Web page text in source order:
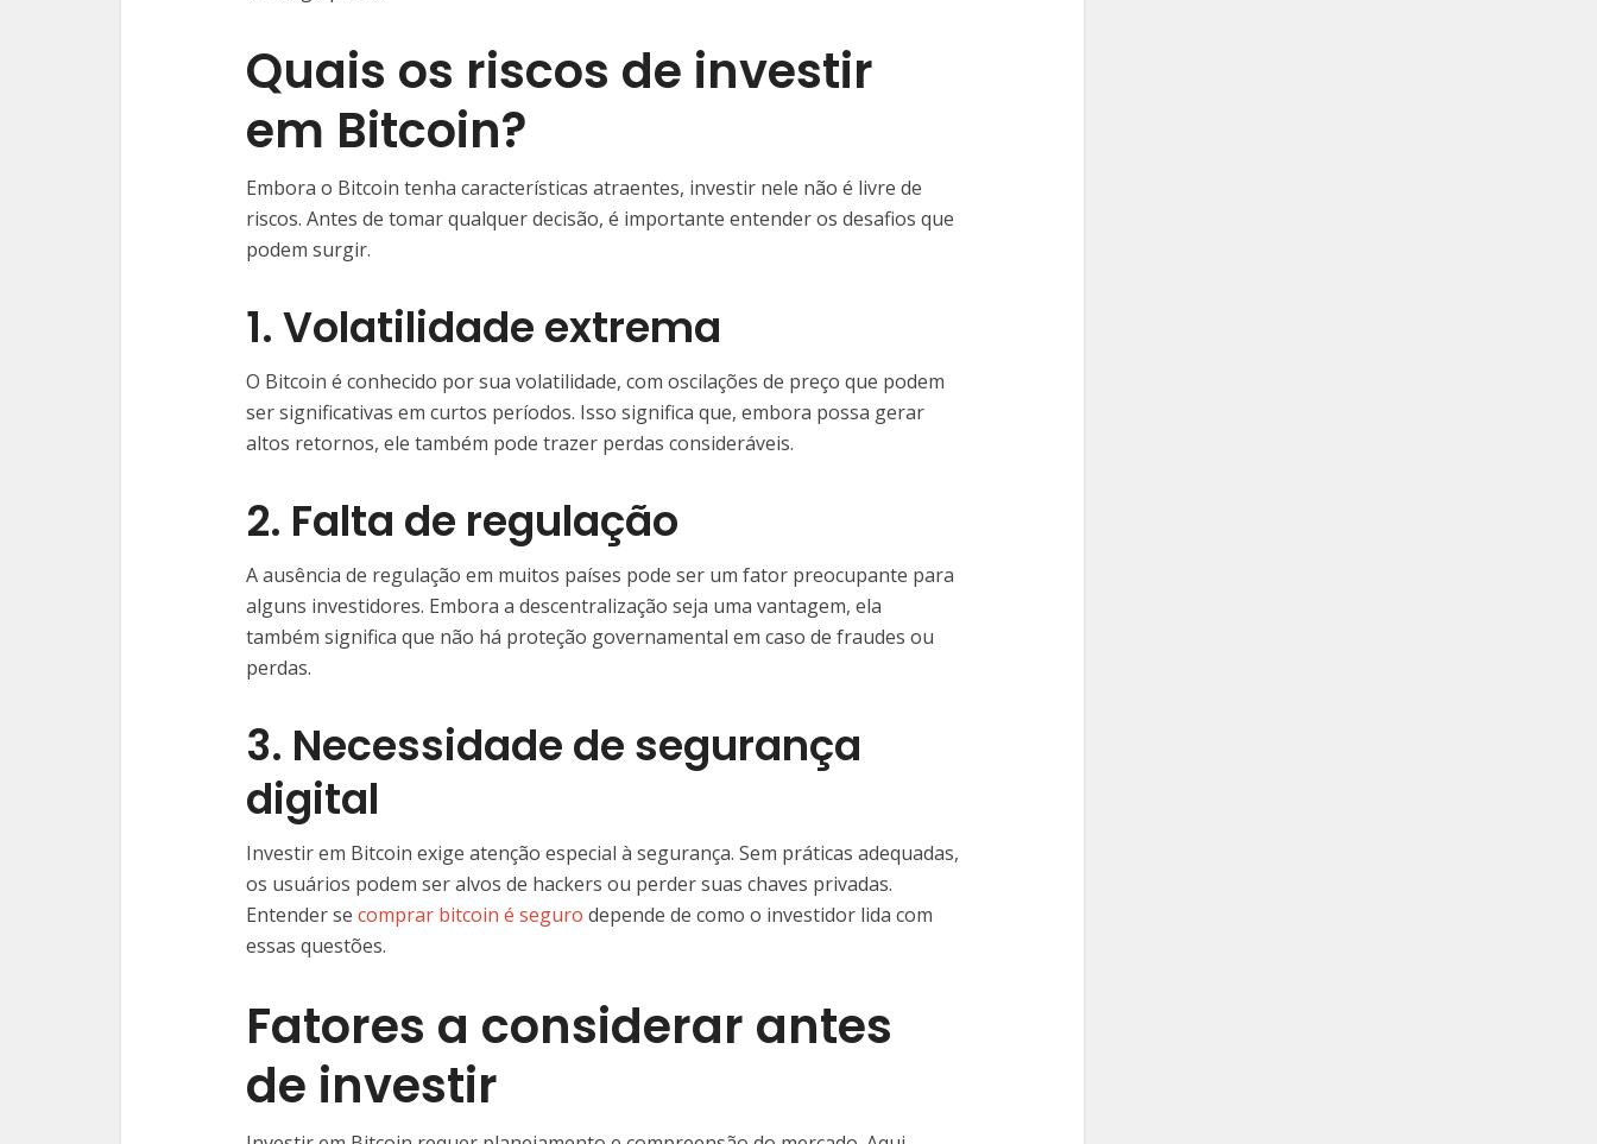
Quais os riscos de investir
em Bitcoin?
Embora o Bitcoin tenha características atraentes, investir nele não é livre de
riscos. Antes de tomar qualquer decisão, é importante entender os desafios que
podem surgir.
1. Volatilidade extrema
O Bitcoin é conhecido por sua volatilidade, com oscilações de preço que podem
ser significativas em curtos períodos. Isso significa que, embora possa gerar
altos retornos, ele também pode trazer perdas consideráveis.
2. Falta de regulação
A ausência de regulação em muitos países pode ser um fator preocupante para
alguns investidores. Embora a descentralização seja uma vantagem, ela
também significa que não há proteção governamental em caso de fraudes ou
perdas.
3. Necessidade de segurança
digital
Investir em Bitcoin exige atenção especial à segurança. Sem práticas adequadas,
os usuários podem ser alvos de hackers ou perder suas chaves privadas.
Entender se comprar bitcoin é seguro depende de como o investidor lida com
essas questões.
Fatores a considerar antes
de investir